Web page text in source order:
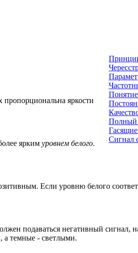
Полный
Сигнал
пропорциональна яркости
ярким уровнем белого.
Если уровню белого
подаваться негативный сигнал,
а темные - светлыми.